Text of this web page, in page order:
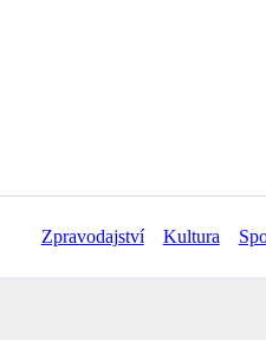
Zpravodajství Kultura